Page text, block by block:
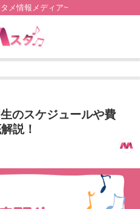
メ情報メディア~
のスケジュールや費
説！